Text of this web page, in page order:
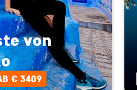
von
€ 3409